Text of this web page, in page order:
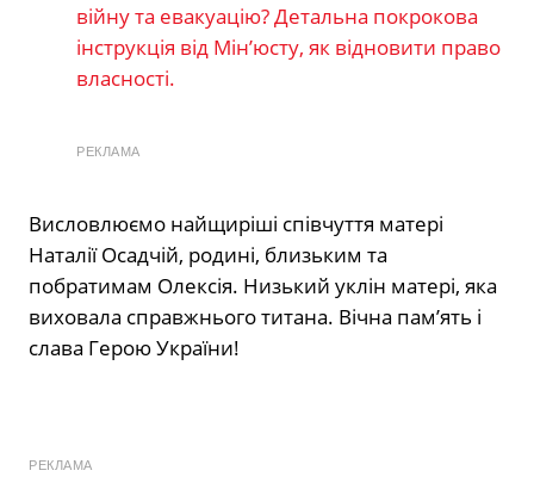
війну та евакуацію? Детальна покрокова
інструкція від Мін’юсту, як відновити право
власності.
РЕКЛАМА
Висловлюємо найщиріші співчуття матері
Наталії Осадчій, родині, близьким та
побратимам Олексія. Низький уклін матері, яка
виховала справжнього титана. Вічна пам’ять і
слава Герою України!
РЕКЛАМА